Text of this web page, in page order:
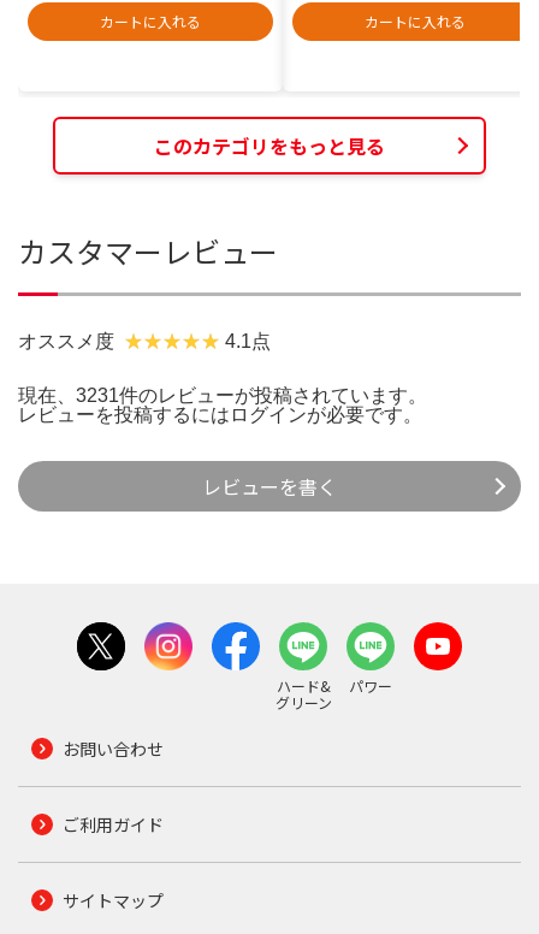
カートに入れる
カートに入れる
このカテゴリをもっと見る
カスタマーレビュー
オススメ度 4.1点
現在、3231件のレビューが投稿されています。
レビューを投稿するには ログインが必要です。
レビューを書く
ハード&
グリーン
パワー
お問い合わせ
ご利用ガイド
サイトマップ